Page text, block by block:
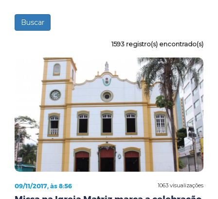
1593 registro(s) encontrado(s)
1063 visualizações
09/11/2017, às 8:56